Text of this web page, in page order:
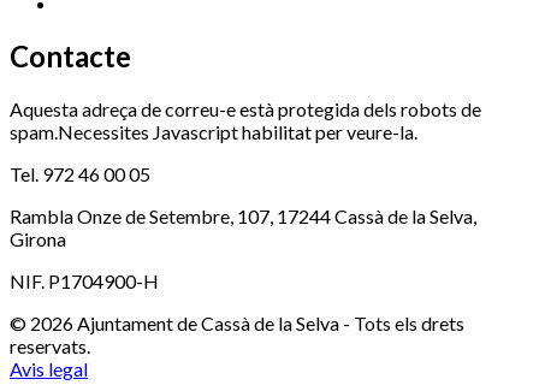
Contacte
Aquesta adreça de correu-e està protegida dels robots de
spam.Necessites Javascript habilitat per veure-la.
Tel. 972 46 00 05
Rambla Onze de Setembre, 107, 17244 Cassà de la Selva,
Girona
NIF. P1704900-H
© 2026 Ajuntament de Cassà de la Selva - Tots els drets
reservats.
Avis legal